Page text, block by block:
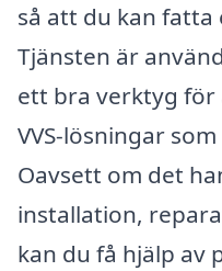
så att du kan
Tjänsten är
ett bra verktyg
VVS-lösningar
Oavsett om det
installation,
kan du få hjälp av